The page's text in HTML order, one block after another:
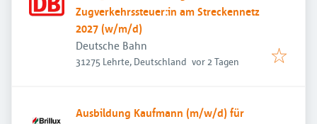
Zugverkehrssteuer:in am Streckennetz
2027 (w/m/d)
Deutsche Bahn
31275 Lehrte, Deutschland Veröffentlicht
vor 2 Tagen
Ausbildung Kaufmann (m/w/d) für